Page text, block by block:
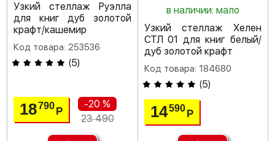
Узкий стеллаж Руэлла
для книг дуб золотой
крафт/кашемир
Код товара: 253536
(5)
18790Р
-20 %
23 490
в наличии: мало
Узкий стеллаж Хелен
СТЛ 01 для книг белый/
дуб золотой крафт
Код товара: 184680
(5)
14590 Р